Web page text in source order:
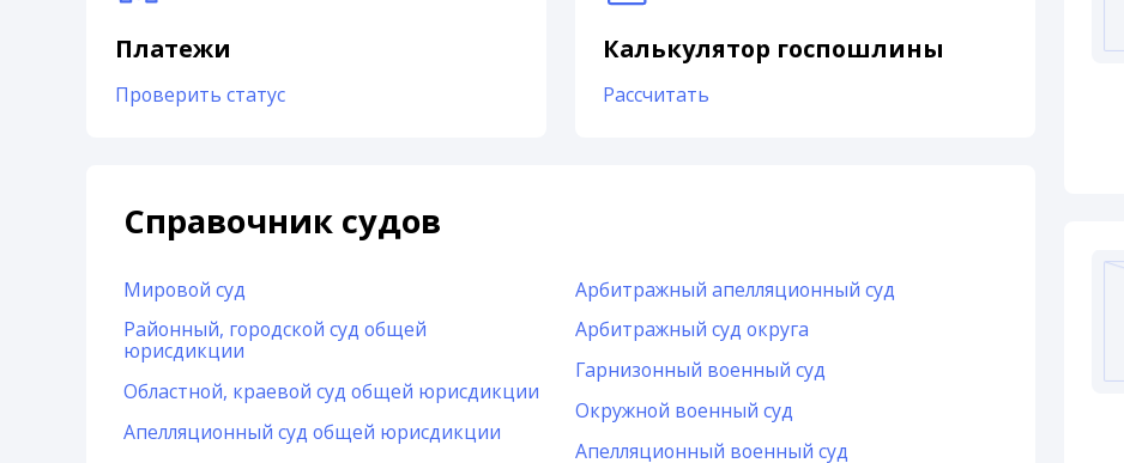
Платежи
Проверить статус
Калькулятор госпошлины
Рассчитать
Справочник судов
Мировой суд
Районный, городской суд общей
юрисдикции
Областной, краевой суд общей юрисдикции
Апелляционный суд общей юрисдикции
Арбитражный апелляционный суд
Арбитражный суд округа
Гарнизонный военный суд
Окружной военный суд
Апелляционный военный суд